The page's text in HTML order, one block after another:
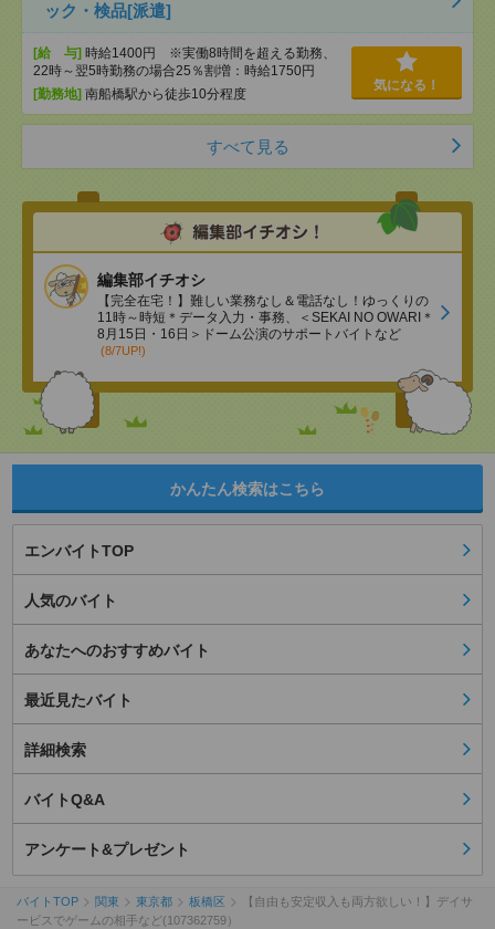
ック・検品[派遣]
[給 与] 時給1400円 ※実働8時間を超える勤務、
22時～翌5時勤務の場合25％割増：時給1750円
[勤務地] 南船橋駅から徒歩10分程度
気になる！
すべて見る
編集部イチオシ
【完全在宅！】難しい業務なし＆電話なし！ゆっくりの
11時～時短＊データ入力・事務、＜SEKAI NO OWARI＊
8月15日・16日＞ドーム公演のサポートバイトなど
(8/7UP!)
かんたん検索はこちら
エンバイトTOP
人気のバイト
あなたへのおすすめバイト
最近見たバイト
詳細検索
バイトQ&A
アンケート&プレゼント
バイトTOP 関東 東京都 板橋区
【自由も安定収入も両方欲しい！】デイサ
ービスでゲームの相手など(107362759）